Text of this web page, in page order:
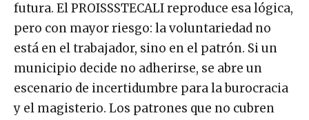
futura. El PROISSSTECALI reproduce esa lógica,
pero con mayor riesgo: la voluntariedad no
está en el trabajador, sino en el patrón. Si un
municipio decide no adherirse, se abre un
escenario de incertidumbre para la burocracia
y el magisterio. Los patrones que no cubren